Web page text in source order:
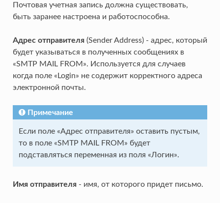
Почтовая учетная запись должна существовать,
быть заранее настроена и работоспособна.
Адрес отправителя(Sender Address) - адрес, который
будет указываться в полученных сообщениях в
«SMTP MAIL FROM». Используется для случаев
когда поле «Login» не содержит корректного адреса
электронной почты.
Примечание
Если поле «Адрес отправителя» оставить пустым,
то в поле «SMTP MAIL FROM» будет
подставляться переменная из поля «Логин».
Имя отправителя- имя, от которого придет письмо.